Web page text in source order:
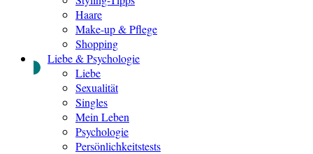
Haare
Make-up & Pflege
Shopping
Liebe & Psychologie
Liebe
Sexualität
Singles
Mein Leben
Psychologie
Persönlichkeitstests